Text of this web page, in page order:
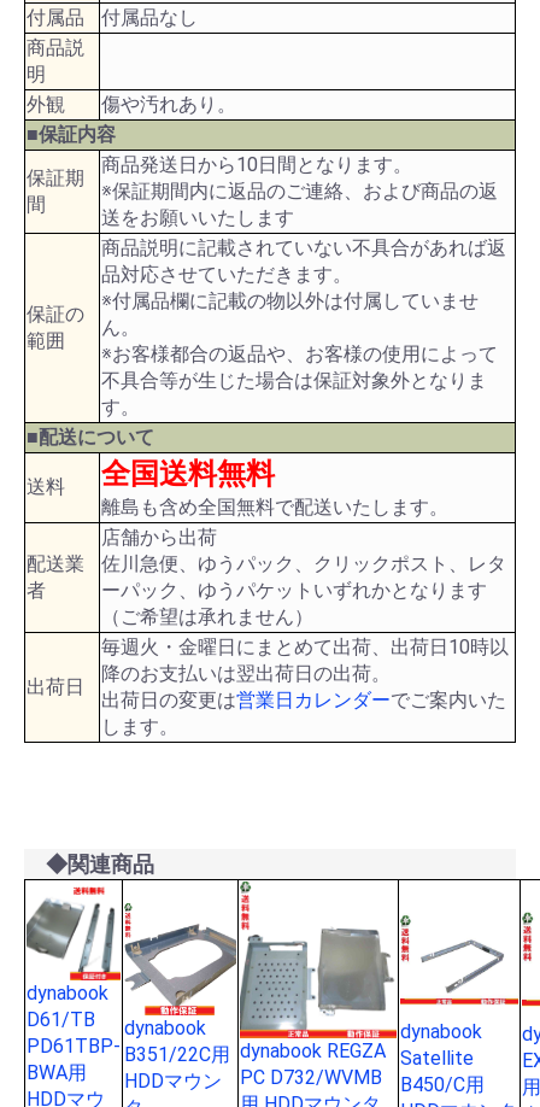
付属品
付属品なし
商品説
明
外観
傷や汚れあり。
■保証内容
保証期
間
商品発送日から10日間となります。
※保証期間内に返品のご連絡、および商品の返
送をお願いいたします
保証の
範囲
商品説明に記載されていない不具合があれば返
品対応させていただきます。
※付属品欄に記載の物以外は付属していませ
ん。
※お客様都合の返品や、お客様の使用によって
不具合等が生じた場合は保証対象外となりま
す。
■配送について
送料 全国送料無料
離島も含め全国無料で配送いたします。
配送業
者
店舗から出荷
佐川急便、ゆうパック、クリックポスト、レタ
ーパック、ゆうパケットいずれかとなります
（ご希望は承れません）
出荷日
毎週火・金曜日にまとめて出荷、出荷日10時以
降のお支払いは翌出荷日の出荷。
出荷日の変更は営業日カレンダーでご案内いた
します。
◆関連商品
dynabook
D61/TB
PD61TBP-
BWA用
HDDマウ
dynabook
B351/22C用
HDDマウン
dynabook REGZA
PC D732/WVMB
dynabook
Satellite
B450/C用